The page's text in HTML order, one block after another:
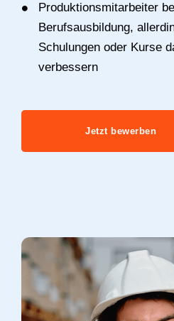
Produktionsmitarbeiter
Berufsausbildung,
Schulungen oder Kurse
verbessern
Jetzt bewerben